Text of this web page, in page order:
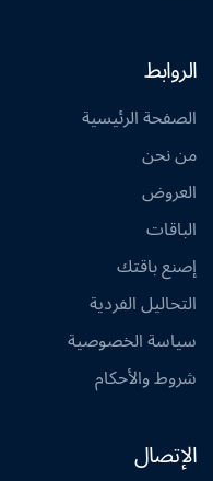
الروابط
الصفحة الرئيسية
من نحن
العروض
الباقات
إصنع باقتك
التحاليل الفردية
سياسة الخصوصية
شروط والأحكام
الإتصال